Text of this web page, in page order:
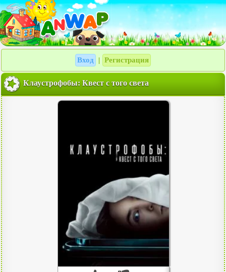
Вход Регистрация
Клаустрофобы: Квест с того света